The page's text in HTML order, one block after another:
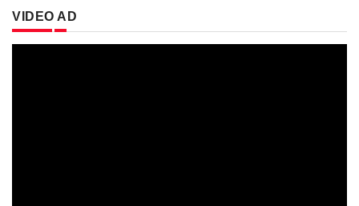
VIDEO AD